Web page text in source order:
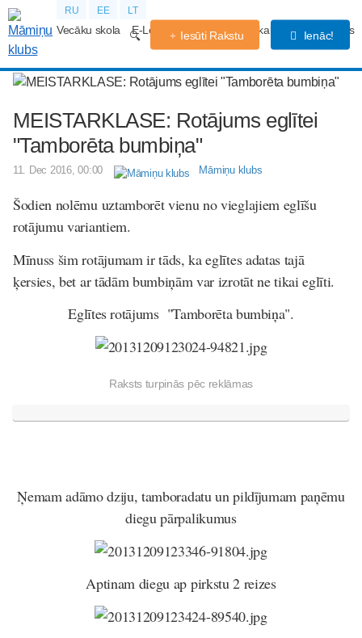
RU EE LT
Vecāku skola E-Lekcijas Grūtniecības kalendārs Forums
Iesūti Rakstu Ienāc!
MEISTARKLASE: Rotājums eglītei
"Tamborēta bumbiņa"
11. Dec 2016, 00:00 Māmiņu klubs
Šodien nolēmu uztamborēt vienu no vieglajiem eglīšu
rotājumu variantiem.
Mīnuss šim rotājumam ir tāds, ka eglītes adatas tajā
ķersies, bet ar tādām bumbiņām var izrotāt ne tikai eglīti.
Eglītes rotājums "Tamborēta bumbiņa".
Raksts turpinās pēc reklāmas
Ņemam adāmo dziju, tamboradatu un pildījumam paņēmu
diegu pārpalikumus
Aptinam diegu ap pirkstu 2 reizes